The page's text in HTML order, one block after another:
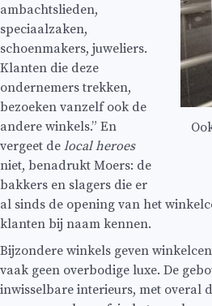
ambachtslieden,
speciaalzaken,
schoenmakers, juweliers.
Klanten die deze
ondernemers trekken,
bezoeken vanzelf ook de
andere winkels.” En
vergeet de local heroes
niet, benadrukt Moers: de
bakkers en slagers die er
al sinds de opening van het
klanten bij naam kennen.
Bijzondere winkels geven
vaak geen overbodige luxe. De
inwisselbare interieurs, met overal